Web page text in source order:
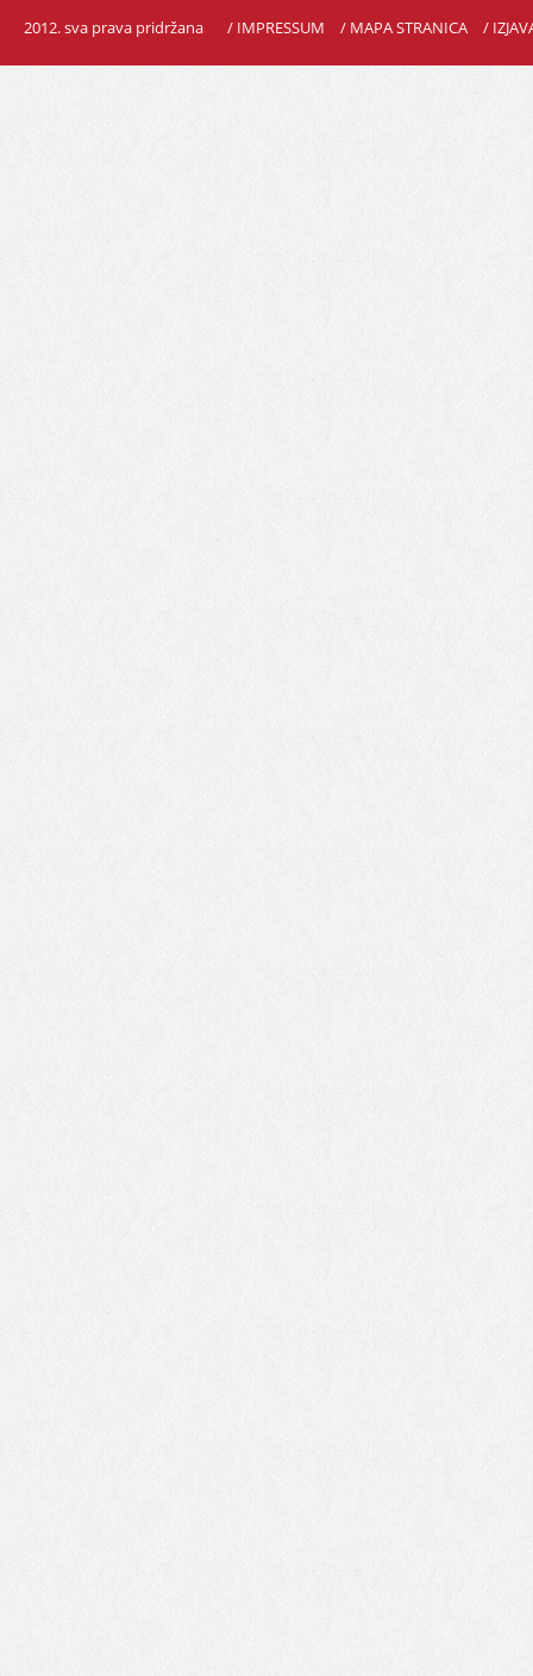
2012. sva prava pridržana / IMPRESSUM / MAPA STRANICA /